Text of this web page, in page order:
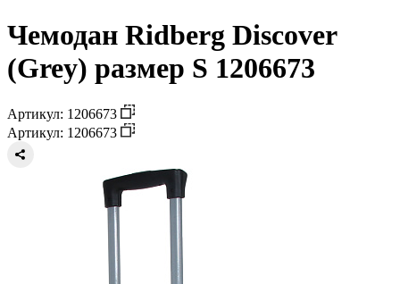
Чемодан Ridberg Discover
(Grey) размер S 1206673
Артикул: 1206673
Артикул: 1206673